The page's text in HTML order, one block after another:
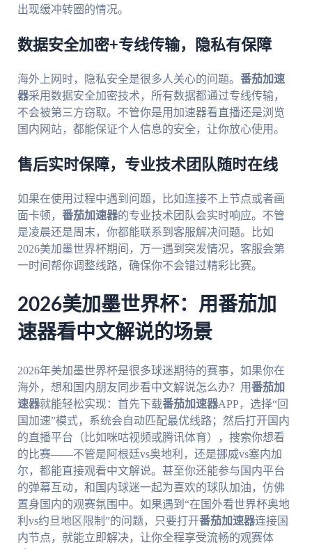
出现缓冲转圈的情况。
数据安全加密+专线传输，隐私有保障
海外上网时，隐私安全是很多人关心的问题。 番茄加速
器采用数据安全加密技术，所有数据都通过专线传输，
不会被第三方窃取。不管你是用加速器看直播还是浏览
国内网站，都能保证个人信息的安全，让你放心使用。
售后实时保障，专业技术团队随时在线
如果在使用过程中遇到问题，比如连接不上节点或者画
面卡顿， 番茄加速器的专业技术团队会实时响应。不管
是凌晨还是周末，你都能联系到客服解决问题。比如
2026美加墨世界杯期间，万一遇到突发情况，客服会第
一时间帮你调整线路，确保你不会错过精彩比赛。
2026美加墨世界杯：用番茄加
速器看中文解说的场景
2026年美加墨世界杯是很多球迷期待的赛事，如果你在
海外，想和国内朋友同步看中文解说怎么办？用番茄加
速器就能轻松实现：首先下载番茄加速器APP，选择“回
国加速”模式，系统会自动匹配最优线路；然后打开国内
的直播平台（比如咪咕视频或腾讯体育），搜索你想看
的比赛——不管是阿根廷vs奥地利，还是挪威vs塞内加
尔，都能直接观看中文解说。甚至你还能参与国内平台
的弹幕互动，和国内球迷一起为喜欢的球队加油，仿佛
置身国内的观赛氛围中。如果遇到“在国外看世界杯奥地
利vs约旦地区限制”的问题，只要打开番茄加速器连接国
内节点，就能立即解决，让你全程享受流畅的观赛体